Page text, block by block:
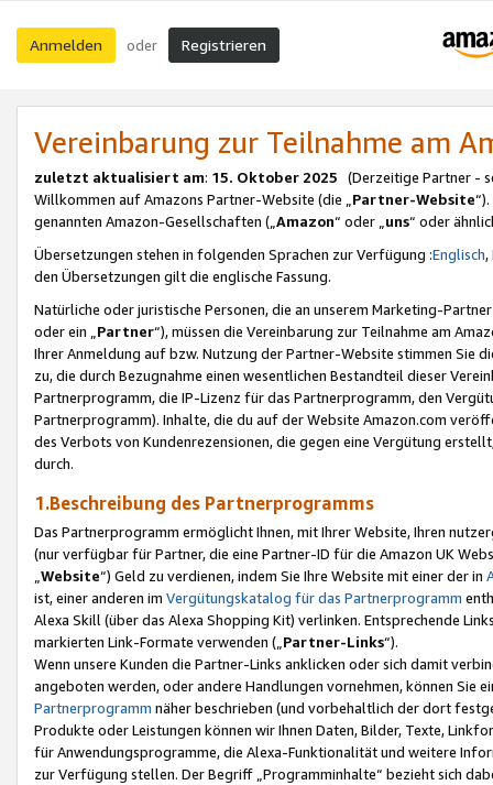
Anmelden oder Registrieren
Vereinbarung zur Teilnahme am
zuletzt aktualisiert am: 15. Oktober 2025 (Derzeitige Partner -
Willkommen auf Amazons Partner-Website (die „Partner-Website
genannten Amazon-Gesellschaften („Amazon“ oder „uns“ oder
Übersetzungen stehen in folgenden Sprachen zur Verfügung :Englisch,
den Übersetzungen gilt die englische Fassung.
Natürliche oder juristische Personen, die an unserem Marketing-
oder ein „Partner“), müssen die Vereinbarung zur Teilnahme am
Ihrer Anmeldung auf bzw. Nutzung der Partner-Website stimmen Sie
zu, die durch Bezugnahme einen wesentlichen Bestandteil dieser
Partnerprogramm, die IP-Lizenz für das Partnerprogramm, den
Partnerprogramm). Inhalte, die du auf der Website Amazon.com
des Verbots von Kundenrezensionen, die gegen eine Vergütung
durch.
1.Beschreibung des Partnerprogramms
Das Partnerprogramm ermöglicht Ihnen, mit Ihrer Website, Ihren
(nur verfügbar für Partner, die eine Partner-ID für die Amazon UK
Website“) Geld zu verdienen, indem Sie Ihre Website mit einer der in
ist, einer anderen im Vergütungskatalog für das Partnerprogramm
Alexa Skill (über das Alexa Shopping Kit) verlinken. Entsprechende
markierten Link-Formate verwenden („ Partner-Links“).
Wenn unsere Kunden die Partner-Links anklicken oder sich damit
angeboten werden, oder andere Handlungen vornehmen, können Sie
Partnerprogramm näher beschrieben (und vorbehaltlich der dort
Produkte oder Leistungen können wir Ihnen Daten, Bilder, Texte,
für Anwendungsprogramme, die Alexa-Funktionalität und weitere
zur Verfügung stellen. Der Begriff „Programminhalte“ bezieht sich